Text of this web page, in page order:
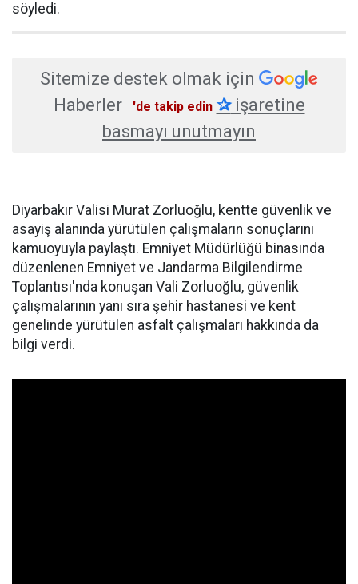
söyledi.
Sitemize destek olmak için
Haberler
'de takip edin ✰işaretine
basmayı unutmayın
Diyarbakır Valisi Murat Zorluoğlu, kentte güvenlik ve
asayiş alanında yürütülen çalışmaların sonuçlarını
kamuoyuyla paylaştı. Emniyet Müdürlüğü binasında
düzenlenen Emniyet ve Jandarma Bilgilendirme
Toplantısı'nda konuşan Vali Zorluoğlu, güvenlik
çalışmalarının yanı sıra şehir hastanesi ve kent
genelinde yürütülen asfalt çalışmaları hakkında da
bilgi verdi.